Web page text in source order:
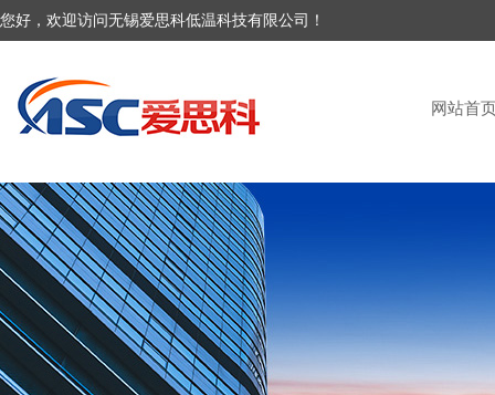
您好，欢迎访问无锡爱思科低温科技有限公司！
网站首